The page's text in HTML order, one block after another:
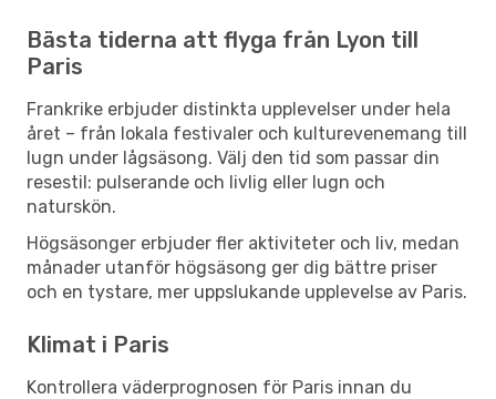
Bästa tiderna att flyga från Lyon till
Paris
Frankrike erbjuder distinkta upplevelser under hela
året – från lokala festivaler och kulturevenemang till
lugn under lågsäsong. Välj den tid som passar din
resestil: pulserande och livlig eller lugn och
naturskön.
Högsäsonger erbjuder fler aktiviteter och liv, medan
månader utanför högsäsong ger dig bättre priser
och en tystare, mer uppslukande upplevelse av Paris.
Klimat i Paris
Kontrollera väderprognosen för Paris innan du